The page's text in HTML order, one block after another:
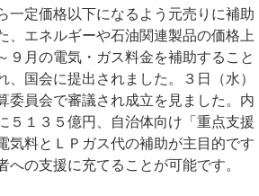
定価格以下になるよう元売りに補助
、エネルギーや石油関連製品の価格上
月の電気・ガス料金を補助すること
国会に提出されました。３日（水）
委員会で審議され成立を見ました。内
５１３５億円、自治体向け「重点支援
気料とＬＰガス代の補助が主目的です
の支援に充てることが可能です。